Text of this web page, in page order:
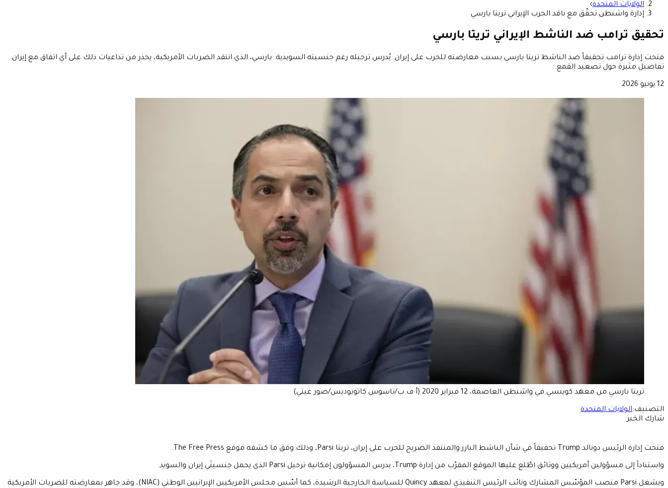
الولايات المتحدة›
إدارة واشنطن تحقّق مع ناقد الحرب الإيراني تريتا بارسي
تحقيق ترامب ضد الناشط الإيراني تريتا بارسي
فتحت إدارة ترامب تحقيقاً ضد الناشط تريتا بارسي بسبب معارضته للحرب على إيران. يُدرس ترحيله رغم جنسيته السويدية. بارسي، الذي انتقد الضربات الأمريكية، يحذر من تداعيات ذلك على أي اتفاق مع إيران.
تفاصيل مثيرة حول تصعيد القمع.
12 يونيو 2026
تريتا بارسي من معهد كوينسي في واشنطن العاصمة، 12 فبراير 2020 (أ ف ب/تاسوس كاتوبوديس/صور غيتي)
التصنيف:الولايات المتحدة
شارك الخبر:
فتحت إدارة الرئيس دونالد Trump تحقيقاً في شأن الناشط البارز والمنتقد الصريح للحرب على إيران، تريتا Parsi، وذلك وفق ما كشفه موقع The Free Press.
واستناداً إلى مسؤولين أمريكيين ووثائق اطّلع عليها الموقع المقرّب من إدارة Trump، يدرس المسؤولون إمكانية ترحيل Parsi الذي يحمل جنسيتَي إيران والسويد.
ويشغل Parsi منصب المؤسّس المشارك ونائب الرئيس التنفيذي لمعهد Quincy للسياسة الخارجية الرشيدة، كما أسّس مجلس الأمريكيين الإيرانيين الوطني (NIAC)، وقد جاهر بمعارضته للضربات الأمريكية